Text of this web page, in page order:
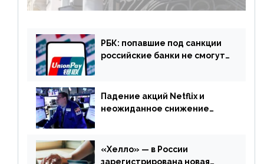
РБК: попавшие под санкции
российские банки не смогут
Падение акций Netflix и
неожиданное снижение
апреля
«Хелло» — в России
зарегистрирована новая